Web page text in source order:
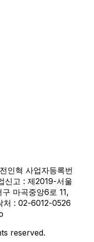
인혁 사업자등록번
고 : 제2019-서울
마곡중앙6로 11,
처 : 02-6012-0526
reserved.